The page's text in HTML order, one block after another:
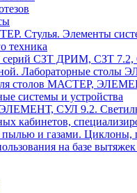
Стулья. Элементы
техника
серий СЗТ ДРИМ, СЗТ
Лабораторные
МАСТЕР,
системы и устройства
СУЛ 9.2.
кабинетов,
и газами. Циклоны,
на базе